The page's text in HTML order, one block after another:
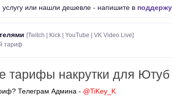
или нашли дешевле - напишите в поддержу
[Twitch | Kick | YouTube | VK Video Live]
тариф
тарифы накрутки для Ютуб
Телеграм Админа - @TiKey_K